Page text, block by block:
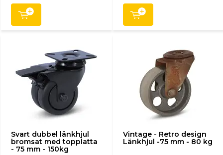
Svart dubbel länkhjul
bromsat med topplatta
- 75 mm - 150kg
Vintage - Retro design
Länkhjul -75 mm - 80 kg